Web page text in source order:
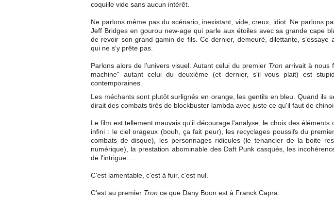
coquille vide sans aucun intérêt.
Ne parlons même pas du scénario, inexistant, vide, creux, idiot. Ne parlons
Jeff Bridges en gourou new-age qui parle aux étoiles avec sa grande cape
de revoir son grand gamin de fils. Ce dernier, demeuré, dilettante, s'essaye
qui ne s'y prête pas.
Parlons alors de l'univers visuel. Autant celui du premier Tron arrivait à nous
machine" autant celui du deuxième (et dernier, s'il vous plait) est
contemporaines.
Les méchants sont plutôt surlignés en orange, les gentils en bleu. Quand ils
dirait des combats tirés de blockbuster lambda avec juste ce qu'il faut de
Le film est tellement mauvais qu'il décourage l'analyse, le choix des éléments
infini : le ciel orageux (bouh, ça fait peur), les recyclages poussifs du
combats de disque), les personnages ridicules (le tenancier de la boite
numérique), la prestation abominable des Daft Punk casqués, les
de l'intrigue....
C'est lamentable, c'est à fuir, c'est nul.
C'est au premier Tron ce que Dany Boon est à Franck Capra.